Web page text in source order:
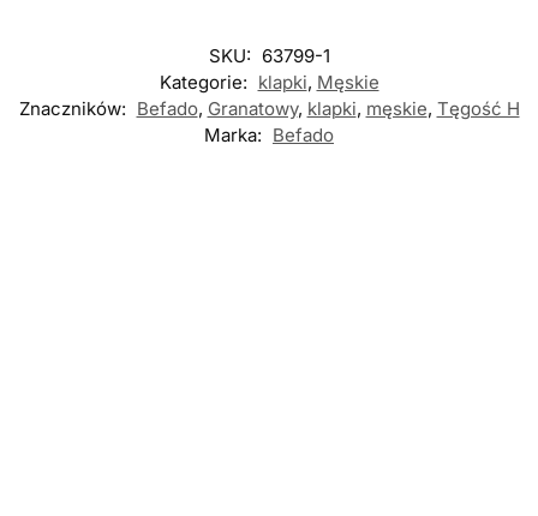
SKU: 63799-1
Kategorie: klapki, Męskie
Znaczników: Befado, Granatowy, klapki, męskie, Tęgość H
Marka: Befado